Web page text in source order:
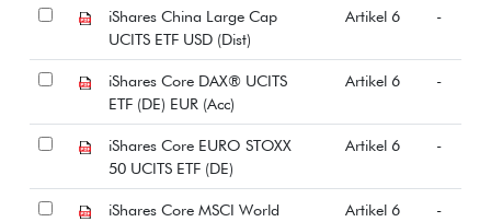
iShares China Large Cap
UCITS ETF USD (Dist)
Artikel 6 -
iShares Core DAX® UCITS
ETF (DE) EUR (Acc)
Artikel 6 -
iShares Core EURO STOXX
50 UCITS ETF (DE)
Artikel 6 -
iShares Core MSCI World
Artikel 6 -